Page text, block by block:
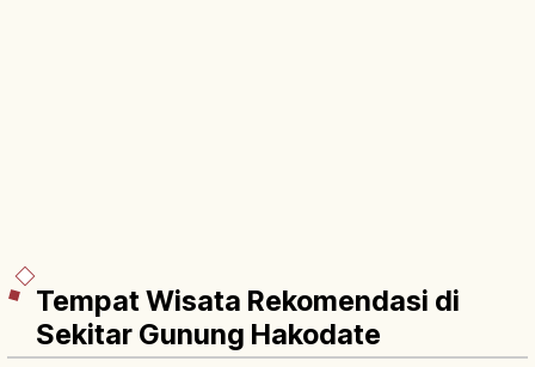
Tempat Wisata Rekomendasi di
Sekitar Gunung Hakodate